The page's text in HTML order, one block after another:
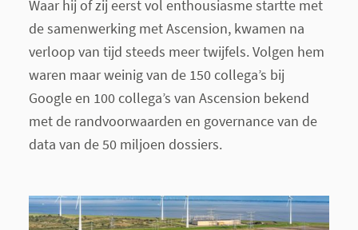
Waar hij of zij eerst vol enthousiasme startte met
de samenwerking met Ascension, kwamen na
verloop van tijd steeds meer twijfels. Volgen hem
waren maar weinig van de 150 collega’s bij
Google en 100 collega’s van Ascension bekend
met de randvoorwaarden en governance van de
data van de 50 miljoen dossiers.